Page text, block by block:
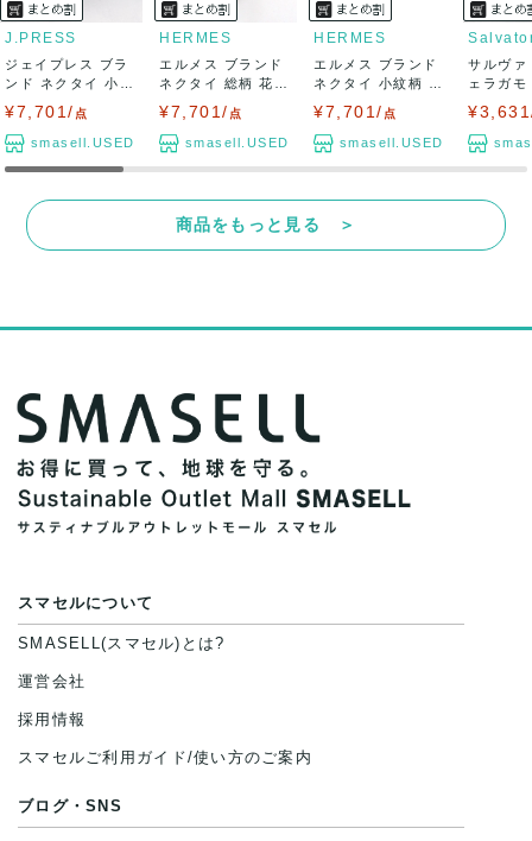
J.PRESS
ジェイプレス ブラ
ンド ネクタイ 小紋
¥7,701/ 点
smasell.USED
HERMES
エルメス ブランド
ネクタイ 総柄 花柄
¥7,701/ 点
smasell.USED
HERMES
エルメス ブランド
ネクタイ 小紋柄 花
¥7,701/ 点
smasell.USED
サルヴァ
ェラガ
商品をもっと見る ＞
スマセルについて
SMASELL(スマセル)とは?
運営会社
採用情報
スマセルご利用ガイド/使い方のご案内
ブログ・SNS